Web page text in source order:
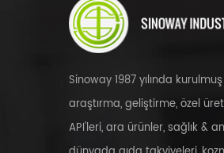
Sinoway 1987 yılında
araştırma, geliştirme, özel
API'leri, ara ürünler, sağlık &